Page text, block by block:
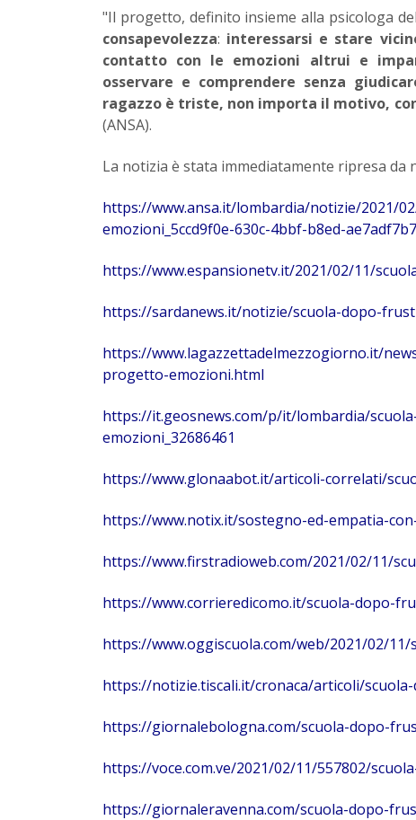
"Il progetto, definito insieme alla psicologa
consapevolezza: interessarsi e stare
contatto con le emozioni altrui e
osservare e comprendere senza
ragazzo è triste, non importa il motivo,
(ANSA).
La notizia è stata immediatamente ripresa
https://www.ansa.it/lombardia/notizie/2021/
emozioni_5ccd9f0e-630c-4bbf-b8ed-
https://www.espansionetv.it/2021/02/11/
https://sardanews.it/notizie/scuola-dopo-
https://www.lagazzettadelmezzogiorno.it/
progetto-emozioni.html
https://it.geosnews.com/p/it/lombardia/
emozioni_32686461
https://www.glonaabot.it/articoli-correlati/
https://www.notix.it/sostegno-ed-empatia-
https://www.firstradioweb.com/2021/02/11/
https://www.corrieredicomo.it/scuola-dopo-
https://www.oggiscuola.com/web/2021/02/
https://notizie.tiscali.it/cronaca/articoli/
https://giornalebologna.com/scuola-dopo-
https://voce.com.ve/2021/02/11/557802/
https://giornaleravenna.com/scuola-dopo-